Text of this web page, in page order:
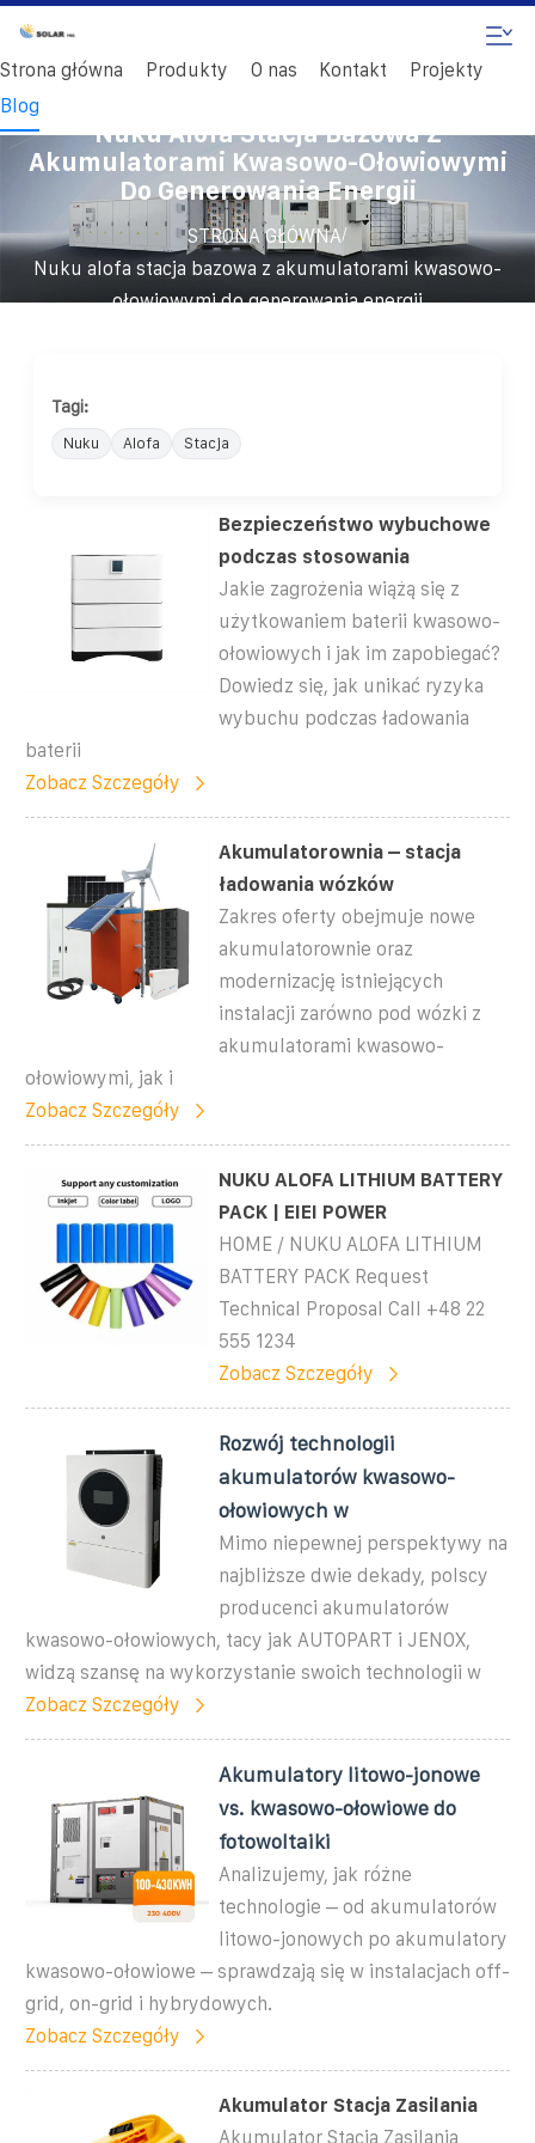
Strona główna Produkty O nas Kontakt
Projekty
Blog
Nuku Alofa Stacja Bazowa Z
Akumulatorami Kwasowo-Ołowiowymi
Do Generowania Energii
STRONA GŁÓWNA/
Nuku alofa stacja bazowa z akumulatorami kwasowo-
ołowiowymi do generowania energii
Tagi:
Nuku Alofa Stacja
Bezpieczeństwo wybuchowe
podczas stosowania
Jakie zagrożenia wiążą się z
użytkowaniem baterii kwasowo-
ołowiowych i jak im zapobiegać?
Dowiedz się, jak unikać ryzyka
wybuchu podczas ładowania
baterii
Zobacz Szczegóły
Akumulatorownia – stacja
ładowania wózków
Zakres oferty obejmuje nowe
akumulatorownie oraz
modernizację istniejących
instalacji zarówno pod wózki z
akumulatorami kwasowo-
ołowiowymi, jak i
Zobacz Szczegóły
NUKU ALOFA LITHIUM BATTERY
PACK | EIEI POWER
HOME / NUKU ALOFA LITHIUM
BATTERY PACK Request
Technical Proposal Call +48 22
555 1234
Zobacz Szczegóły
Rozwój technologii
akumulatorów kwasowo-
ołowiowych w
Mimo niepewnej perspektywy na
najbliższe dwie dekady, polscy
producenci akumulatorów
kwasowo-ołowiowych, tacy jak AUTOPART i JENOX,
widzą szansę na wykorzystanie swoich technologii w
Zobacz Szczegóły
Akumulatory litowo-jonowe
vs. kwasowo-ołowiowe do
fotowoltaiki
Analizujemy, jak różne
technologie – od akumulatorów
litowo-jonowych po akumulatory
kwasowo-ołowiowe – sprawdzają się w instalacjach off-
grid, on-grid i hybrydowych.
Zobacz Szczegóły
Akumulator Stacja Zasilania
Akumulator Stacja Zasilania